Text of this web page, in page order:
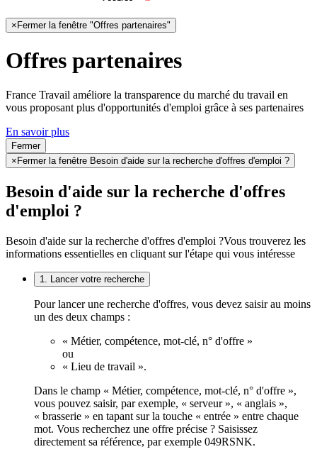
×Fermer la fenêtre "Offres partenaires"
Offres partenaires
France Travail améliore la transparence du marché du travail en
vous proposant plus d'opportunités d'emploi grâce à ses partenaires
En savoir plus
Fermer
× Fermer la fenêtre Besoin d'aide sur la recherche d'offres d'emploi ?
Besoin d'aide sur la recherche d'offres
d'emploi ?
Besoin d'aide sur la recherche d'offres d'emploi ?Vous trouverez les
informations essentielles en cliquant sur l'étape qui vous intéresse
1. Lancer votre recherche
Pour lancer une recherche d'offres, vous devez saisir au moins
un des deux champs :
« Métier, compétence, mot-clé, n° d'offre »
ou
« Lieu de travail ».
Dans le champ « Métier, compétence, mot-clé, n° d'offre »,
vous pouvez saisir, par exemple, « serveur », « anglais »,
« brasserie » en tapant sur la touche « entrée » entre chaque
mot. Vous recherchez une offre précise ? Saisissez
directement sa référence, par exemple 049RSNK.